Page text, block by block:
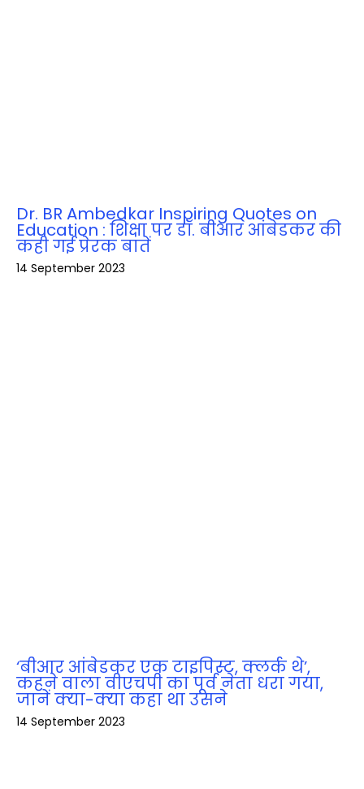
Dr. BR Ambedkar Inspiring Quotes on
Education : शिक्षा पर डॉ. बीआर आंबेडकर की
कही गई प्रेरक बातें
14 September 2023
‘बीआर आंबेडकर एक टाइपिस्ट, क्लर्क थे’,
कहने वाला वीएचपी का पूर्व नेता धरा गया,
जानें क्‍या-क्‍या कहा था उसने
14 September 2023